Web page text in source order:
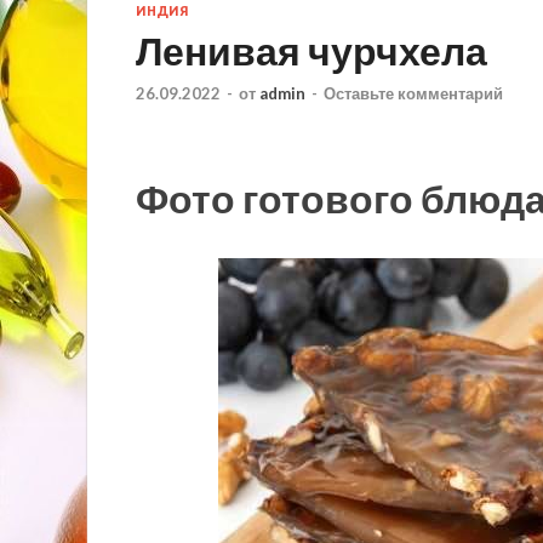
ИНДИЯ
Ленивая чурчхела
26.09.2022 - от admin - Оставьте комментарий
Фото готового